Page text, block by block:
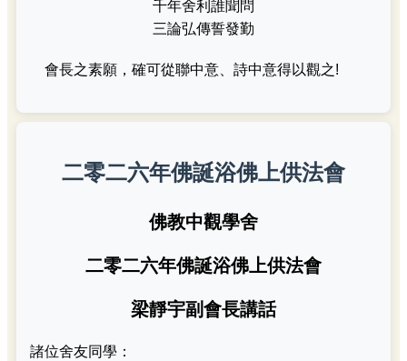
千年舍利誰聞問
三論弘傳誓發勤
會長之素願，確可從聯中意、詩中意得以觀之!
二零二六年佛誕浴佛上供法會
佛教中觀學舍
二零二六年佛誕浴佛上供法會
梁靜宇副會長講話
諸位舍友同學：